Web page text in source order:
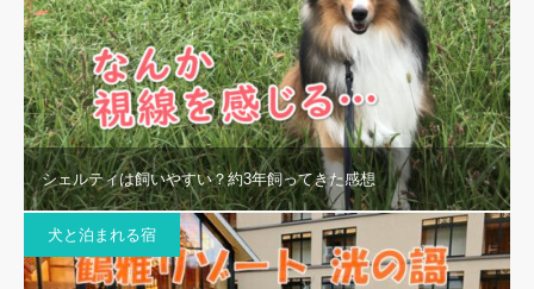
シェルティは飼いやすい？約3年飼ってきた感想
犬と泊まれる宿